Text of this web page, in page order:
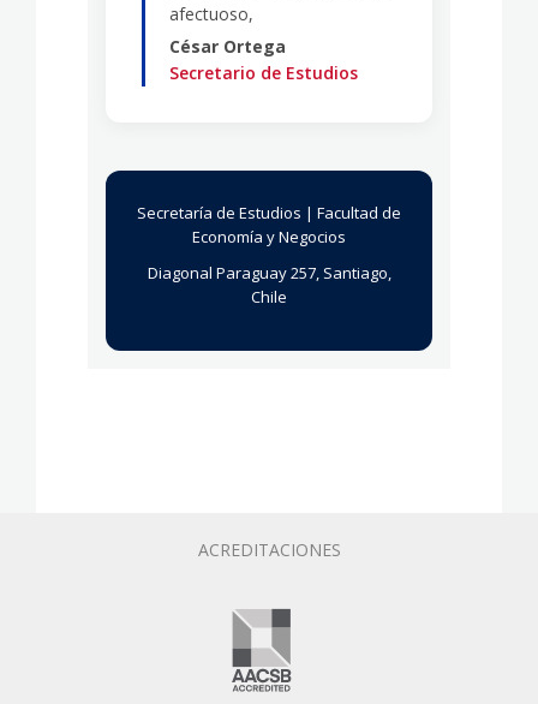
afectuoso,
César Ortega
Secretario de Estudios
Secretaría de Estudios | Facultad de
Economía y Negocios
Diagonal Paraguay 257, Santiago,
Chile
ACREDITACIONES